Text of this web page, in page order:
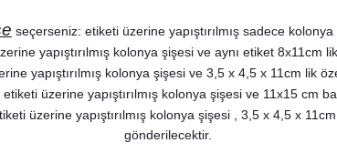
Konsept Lavanta Kesesi
45,00 TL
seçerseniz: etiketi üzerine yapıştırılmış sadece
yapıştırılmış kolonya şişesi ve aynı etiket 8x11cm
yapıştırılmış kolonya şişesi ve 3,5 x 4,5 x 11cm lik
üzerine yapıştırılmış kolonya şişesi ve 11x15 cm
üzerine yapıştırılmış kolonya şişesi , 3,5 x 4,5 x
gönderilecektir.